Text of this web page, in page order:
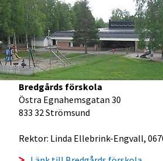
Bredgårds förskola
Östra Egnahemsgatan 30
833 32 Strömsund
Rektor: Linda Ellebrink-Engvall,